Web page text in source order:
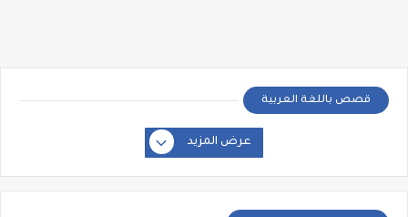
قصص باللغة العربية
عرض المزيد